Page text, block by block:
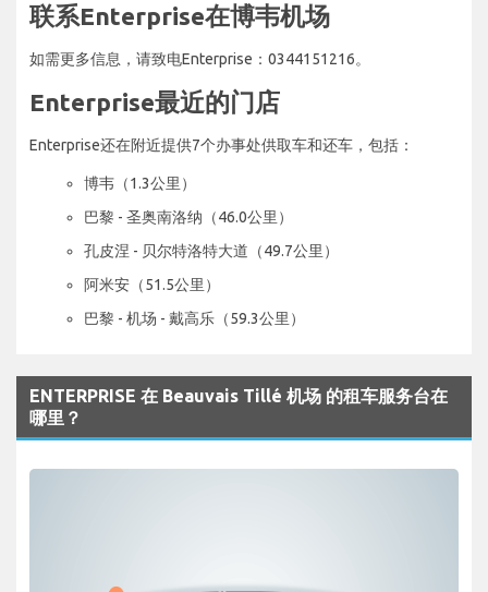
联系Enterprise在博韦机场
如需更多信息，请致电Enterprise：0344151216。
Enterprise最近的门店
Enterprise还在附近提供7个办事处供取车和还车，包括：
博韦（1.3公里）
巴黎 - 圣奥南洛纳（46.0公里）
孔皮涅 - 贝尔特洛特大道（49.7公里）
阿米安（51.5公里）
巴黎 - 机场 - 戴高乐（59.3公里）
ENTERPRISE 在 Beauvais Tillé 机场 的租车服务台在
哪里？